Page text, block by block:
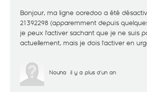
Bonjour, ma ligne ooredoo a été
21392298 (apparemment depuis
je peux l'activer sachant que je ne suis
actuellement, mais je dois l'activer en
Nouha il y a plus d'un an